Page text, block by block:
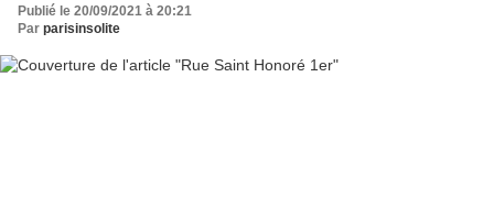
Publié le 20/09/2021 à 20:21
Par parisinsolite